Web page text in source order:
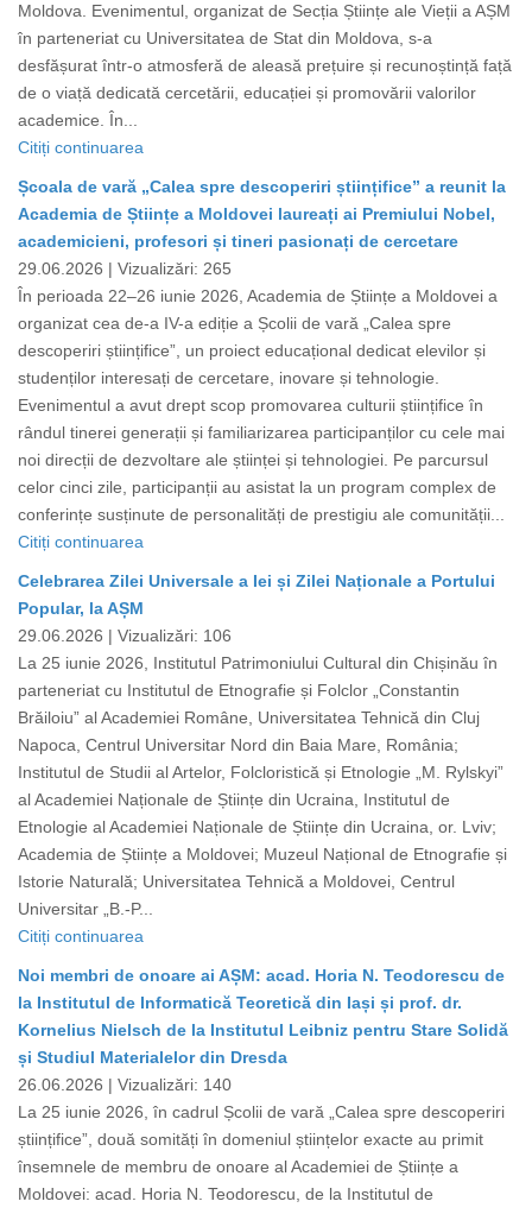
Moldova. Evenimentul, organizat de Secția Științe ale Vieții a AȘM
în parteneriat cu Universitatea de Stat din Moldova, s-a
desfășurat într-o atmosferă de aleasă prețuire și recunoștință față
de o viață dedicată cercetării, educației și promovării valorilor
academice. În...
Citiți continuarea
Școala de vară „Calea spre descoperiri științifice” a reunit la
Academia de Științe a Moldovei laureați ai Premiului Nobel,
academicieni, profesori și tineri pasionați de cercetare
29.06.2026 | Vizualizări: 265
În perioada 22–26 iunie 2026, Academia de Științe a Moldovei a
organizat cea de-a IV-a ediție a Școlii de vară „Calea spre
descoperiri științifice”, un proiect educațional dedicat elevilor și
studenților interesați de cercetare, inovare și tehnologie.
Evenimentul a avut drept scop promovarea culturii științifice în
rândul tinerei generații și familiarizarea participanților cu cele mai
noi direcții de dezvoltare ale științei și tehnologiei. Pe parcursul
celor cinci zile, participanții au asistat la un program complex de
conferințe susținute de personalități de prestigiu ale comunității...
Citiți continuarea
Celebrarea Zilei Universale a Iei și Zilei Naționale a Portului
Popular, la AȘM
29.06.2026 | Vizualizări: 106
La 25 iunie 2026, Institutul Patrimoniului Cultural din Chișinău în
parteneriat cu Institutul de Etnografie și Folclor „Constantin
Brăiloiu” al Academiei Române, Universitatea Tehnică din Cluj
Napoca, Centrul Universitar Nord din Baia Mare, România;
Institutul de Studii al Artelor, Folcloristică și Etnologie „M. Rylskyi”
al Academiei Naționale de Științe din Ucraina, Institutul de
Etnologie al Academiei Naționale de Științe din Ucraina, or. Lviv;
Academia de Științe a Moldovei; Muzeul Național de Etnografie și
Istorie Naturală; Universitatea Tehnică a Moldovei, Centrul
Universitar „B.-P...
Citiți continuarea
Noi membri de onoare ai AȘM: acad. Horia N. Teodorescu de
la Institutul de Informatică Teoretică din Iași și prof. dr.
Kornelius Nielsch de la Institutul Leibniz pentru Stare Solidă
și Studiul Materialelor din Dresda
26.06.2026 | Vizualizări: 140
La 25 iunie 2026, în cadrul Școlii de vară „Calea spre descoperiri
științifice”, două somități în domeniul științelor exacte au primit
însemnele de membru de onoare al Academiei de Științe a
Moldovei: acad. Horia N. Teodorescu, de la Institutul de